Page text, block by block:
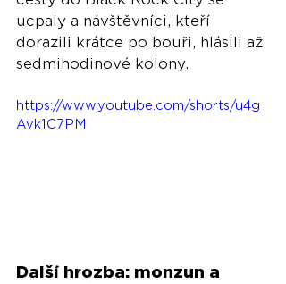
ucpaly a návštěvníci, kteří
dorazili krátce po bouři, hlásili až
sedmihodinové kolony.
https://www.youtube.com/shorts/u4g
Avk1C7PM
Další hrozba: monzun a